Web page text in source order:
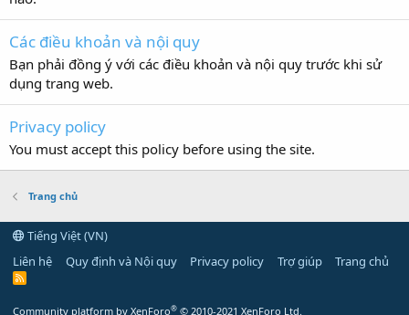
Các điều khoản và nội quy
Bạn phải đồng ý với các điều khoản và nội quy trước khi sử
dụng trang web.
Privacy policy
You must accept this policy before using the site.
Trang chủ
Tiếng Việt (VN)
Liên hệ
Quy định và Nội quy Privacy policy Trợ giúp Trang chủ
R
Community platform by XenForo® © 2010-2021 XenForo Ltd.